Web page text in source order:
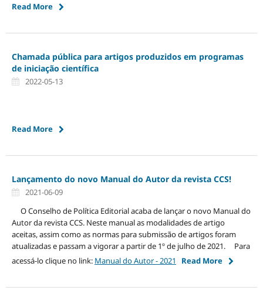
Read More
Chamada pública para artigos produzidos em programas
de iniciação científica
2022-05-13
Read More
Lançamento do novo Manual do Autor da revista CCS!
2021-06-09
O Conselho de Política Editorial acaba de lançar o novo Manual do
Autor da revista CCS. Neste manual as modalidades de artigo
aceitas, assim como as normas para submissão de artigos foram
atualizadas e passam a vigorar a partir de 1º de julho de 2021. Para
acessá-lo clique no link: Manual do Autor - 2021 Read More